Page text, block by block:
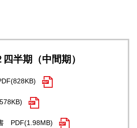
半期（中間期）
PDF(1.98MB)